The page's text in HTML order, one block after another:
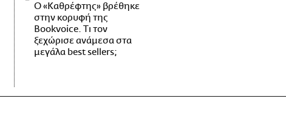
Ο «Καθρέφτης» βρέθηκε
στην κορυφή της
Bookvoice. Τι τον
ξεχώρισε ανάμεσα στα
μεγάλα best sellers;